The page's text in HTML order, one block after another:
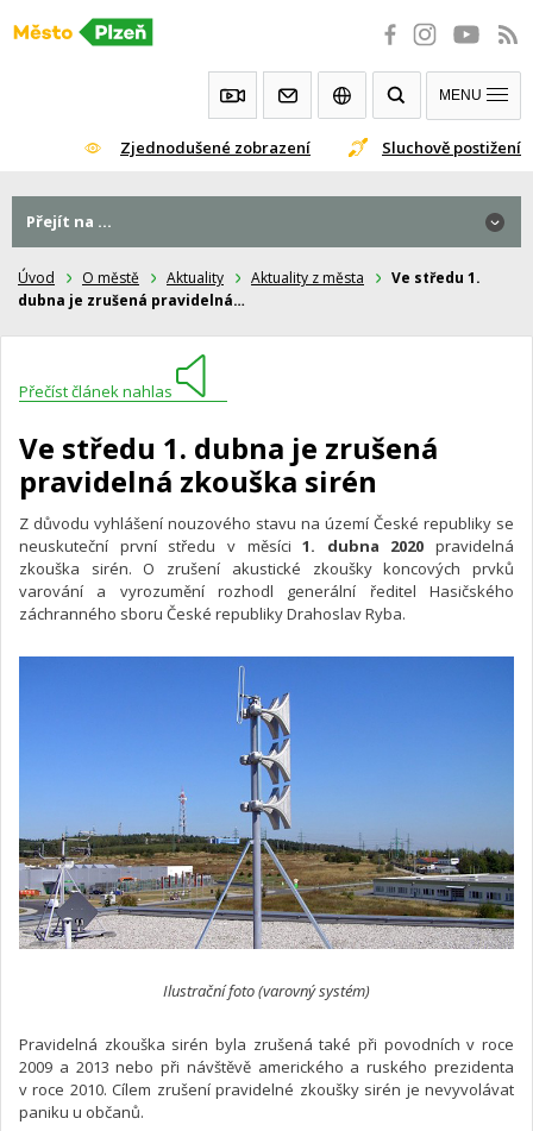
Přeskočit
Zjednodušené zobrazení Sluchově postižení
MENU
Úvod O městě Aktuality Aktuality z města
Ve středu 1.
dubna je zrušená pravidelná…
Přečíst článek nahlas
Ve středu 1. dubna je zrušená
pravidelná zkouška sirén
Z důvodu vyhlášení nouzového stavu na území České republiky se
neuskuteční první středu v měsíci1. dubna 2020 pravidelná
zkouška sirén. O zrušení akustické zkoušky koncových prvků
varování a vyrozumění rozhodl generální ředitel Hasičského
záchranného sboru České republiky Drahoslav Ryba.
Ilustrační foto (varovný systém)
Pravidelná zkouška sirén byla zrušená také při povodních v roce
2009 a 2013 nebo při návštěvě amerického a ruského prezidenta
v roce 2010. Cílem zrušení pravidelné zkoušky sirén je nevyvolávat
paniku u občanů.
Přejít na ...